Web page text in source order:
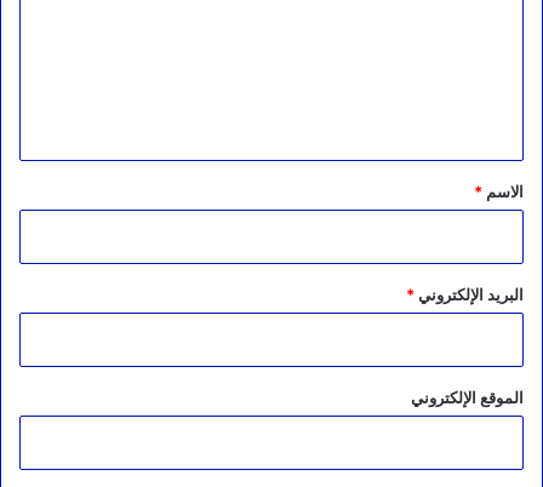
*
الاسم *
البريد الإلكتروني*
الموقع الإلكتروني